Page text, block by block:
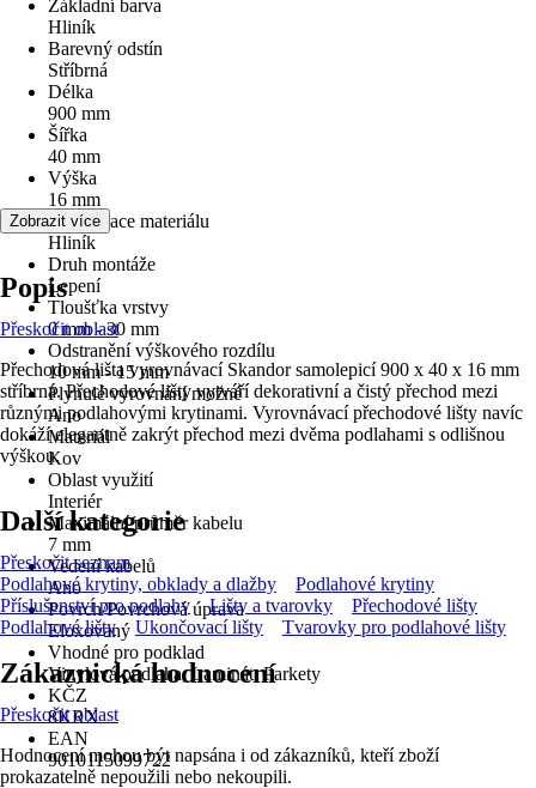
Základní barva
Hliník
Barevný odstín
Stříbrná
Délka
900 mm
Šířka
40 mm
Výška
16 mm
Specifikace materiálu
Hliník
Druh montáže
Lepení
Tloušťka vrstvy
0 mm - 30 mm
Odstranění výškového rozdílu
10 mm - 15 mm
Plynulé vyrovnání možné
Ano
Materiál
Kov
Oblast využití
Interiér
Maximální průměr kabelu
7 mm
Vedení kabelů
Ano
Povrch/Povrchová úprava
Eloxovaný
Vhodné pro podklad
Vinylová podlaha, Laminát, Parkety
KČZ
8KRX
EAN
9010115099722
Zobrazit více
Popis
Přeskočit oblast
Přechodová lišta vyrovnávací Skandor samolepicí 900 x 40 x 16 mm
stříbrná. Přechodové lišty vytváří dekorativní a čistý přechod mezi
různými podlahovými krytinami. Vyrovnávací přechodové lišty navíc
dokáží elegantně zakrýt přechod mezi dvěma podlahami s odlišnou
výškou.
Další kategorie
Přeskočit seznam
Podlahové krytiny, obklady a dlažby
Podlahové krytiny
Příslušenství pro podlahy
Lišty a tvarovky
Přechodové lišty
Podlahové lišty
Ukončovací lišty Tvarovky pro podlahové lišty
Zákaznická hodnocení
Přeskočit oblast
Hodnocení mohou být napsána i od zákazníků, kteří zboží
prokazatelně nepoužili nebo nekoupili.